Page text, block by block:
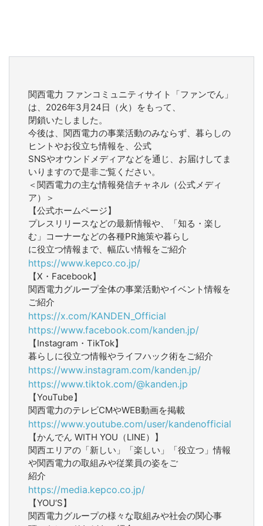
関西電力 ファンコミュニティサイト「ファンでん」
は、2026年3月24日（火）をもって、
閉鎖いたしました。
今後は、関西電力の事業活動のみならず、暮らしの
ヒントやお役立ち情報を、公式
SNSやオウンドメディアなどを通じ、お届けしてま
いりますので是非ご覧ください。
＜関西電力の主な情報発信チャネル（公式メディ
ア）＞
【公式ホームページ】
プレスリリースなどの最新情報や、「知る・楽し
む」コーナーなどの各種PR施策や暮らし
に役立つ情報まで、幅広い情報をご紹介
https://www.kepco.co.jp/
【X・Facebook】
関西電力グループ全体の事業活動やイベント情報を
ご紹介
https://x.com/KANDEN_Official
https://www.facebook.com/kanden.jp/
【Instagram・TikTok】
暮らしに役立つ情報やライフハック術をご紹介
https://www.instagram.com/kanden.jp/
https://www.tiktok.com/@kanden.jp
【YouTube】
関西電力のテレビCMやWEB動画を掲載
https://www.youtube.com/user/kandenofficial
【かんでん WITH YOU（LINE）】
関西エリアの「新しい」「楽しい」「役立つ」情報
や関西電力の取組みや従業員の姿をご
紹介
https://media.kepco.co.jp/
【YOU‘S】
関西電力グループの様々な取組みや社会の関心事